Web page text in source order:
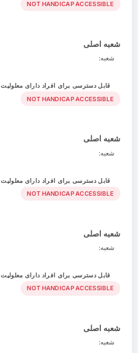
NOT HANDICAP ACCESSIBLE
شعبه اصلی
شعبه:
قابل دسترسی برای افراد دارای معلولیت
NOT HANDICAP ACCESSIBLE
شعبه اصلی
شعبه:
قابل دسترسی برای افراد دارای معلولیت
NOT HANDICAP ACCESSIBLE
شعبه اصلی
شعبه:
قابل دسترسی برای افراد دارای معلولیت
NOT HANDICAP ACCESSIBLE
شعبه اصلی
شعبه: